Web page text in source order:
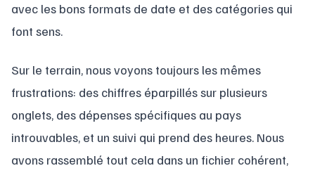
avec les bons formats de date et des catégories qui
font sens.
Sur le terrain, nous voyons toujours les mêmes
frustrations: des chiffres éparpillés sur plusieurs
onglets, des dépenses spécifiques au pays
introuvables, et un suivi qui prend des heures. Nous
avons rassemblé tout cela dans un fichier cohérent,